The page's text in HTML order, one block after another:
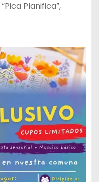
Planifica”,